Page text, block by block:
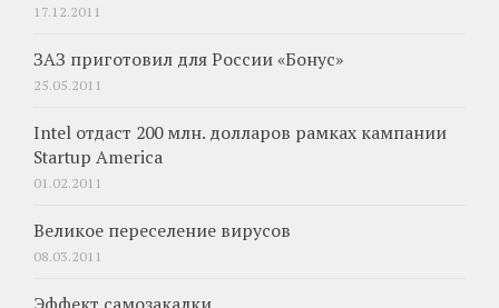
17.12.2011
ЗАЗ приготовил для России «Бонус»
25.05.2011
Intel отдаст 200 млн. долларов рамках кампании
Startup America
01.02.2011
Великое переселение вирусов
08.03.2011